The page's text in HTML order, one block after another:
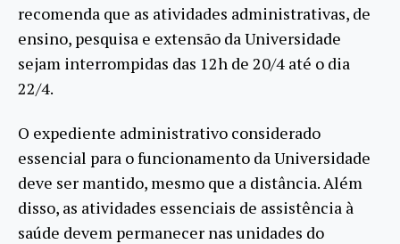
recomenda que as atividades administrativas, de
ensino, pesquisa e extensão da Universidade
sejam interrompidas das 12h de 20/4 até o dia
22/4.
O expediente administrativo considerado
essencial para o funcionamento da Universidade
deve ser mantido, mesmo que a distância. Além
disso, as atividades essenciais de assistência à
saúde devem permanecer nas unidades do